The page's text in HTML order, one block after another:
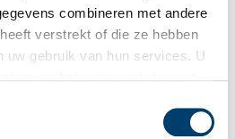
combineren met andere
verstrekt of die ze hebben
uw gebruik van hun services. U